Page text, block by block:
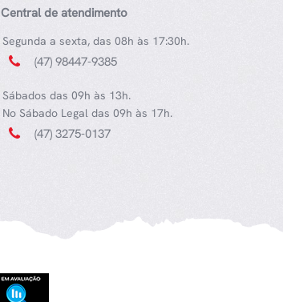
Central de atendimento
Segunda a sexta, das 08h às 17:30h.
(47) 98447-9385
Sábados das 09h às 13h.
No Sábado Legal das 09h às 17h.
(47) 3275-0137